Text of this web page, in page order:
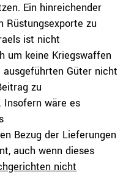
Ein hinreichender
Rüstungsexporte zu
ist nicht
um keine Kriegswaffen
Güter nicht
zu
Insofern wäre es
Bezug der Lieferungen
auch wenn dieses
nicht